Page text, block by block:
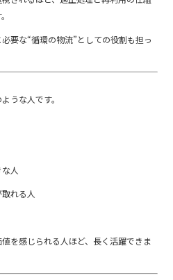
要な“循環の物流”としての役割も担っ
うな人です。
人
れる人
を感じられる人ほど、長く活躍できま